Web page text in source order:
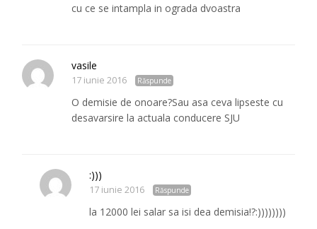
cu ce se intampla in ograda dvoastra
vasile
17 iunie 2016 Răspunde
O demisie de onoare?Sau asa ceva lipseste cu
desavarsire la actuala conducere SJU
:)))
17 iunie 2016 Răspunde
la 12000 lei salar sa isi dea demisia!?:))))))))